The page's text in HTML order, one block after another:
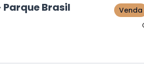
Brasil
Venda